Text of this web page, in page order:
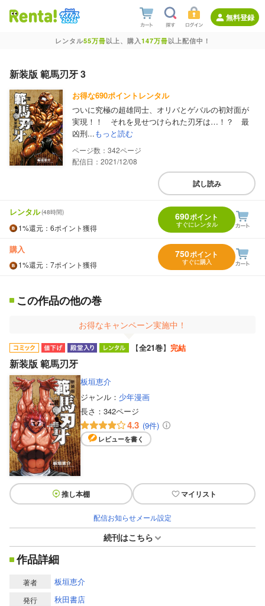
無料登録
レンタル55万冊以上、購入147万冊以上配信中！
新装版 範馬刃牙 3
お得な690ポイントレンタル
ついに究極の超雄同士、オリバとゲバルの初対面が
実現！！ それを見せつけられた刃牙は…！？ 最
凶刑...もっと読む
342
配信日：2021/12/08
試し読み
レンタル(48時間)
1%還元 ：6ポイント獲得
690ポイント
すぐにレンタル
購入
1%還元 ：7ポイント獲得
750ポイント
すぐに購入
この作品の他の巻
お得なキャンペーン実施中！
【全21巻】 完結
新装版 範馬刃牙
板垣恵介
ジャンル： 少年漫画
長さ： 342ページ
4.3 (9件)
レビューを書く
推し本棚 マイリスト
配信お知らせメール設定
続刊はこちら
作品詳細
著者 板垣恵介
発行 秋田書店